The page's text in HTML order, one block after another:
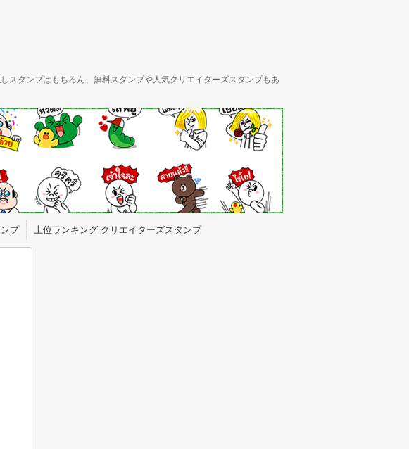
スタンプはもちろん、無料スタンプや人気クリエイターズスタンプもあ
プ 上位ランキング クリエイターズスタンプ